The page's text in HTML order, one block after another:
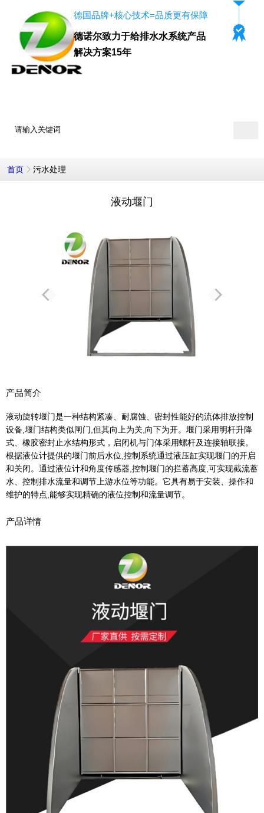
德国品牌+核心技术=品质更有保障
德诺尔致力于给排水水系统产品
解决方案15年
首页 污水处理
液动堰门
产品简介
液动旋转堰门是一种结构紧凑、耐腐蚀、密封性能好的流体排放控制
设备,堰门结构类似闸门,但其向上为关,向下为开。堰门采用明杆升降
式、橡胶密封止水结构形式，启闭机与门体采用螺杆及连接轴联接。
根据液位计提供的堰门前后水位,控制系统通过液压缸实现堰门的开启
和关闭。通过液位计和角度传感器,控制堰门的拦蓄高度,可实现截流蓄
水、控制排水流量和调节上游水位等功能。它具有易于安装、操作和
维护的特点,能够实现精确的液位控制和流量调节。
产品详情